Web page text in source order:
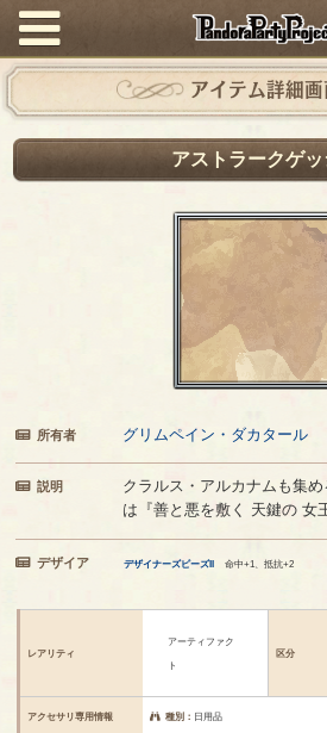
アイテム詳細画
アストラークゲッ
所有者 グリムペイン・ダカタール
説明
クラルス・アルカナムも集
は『善と悪を敷く 天鍵の
デザイア デザイナーズピーズII 命中+1、抵抗+2
レアリティ
アーティファク
ト
区分
アクセサリ専用情報 種別： 日用品